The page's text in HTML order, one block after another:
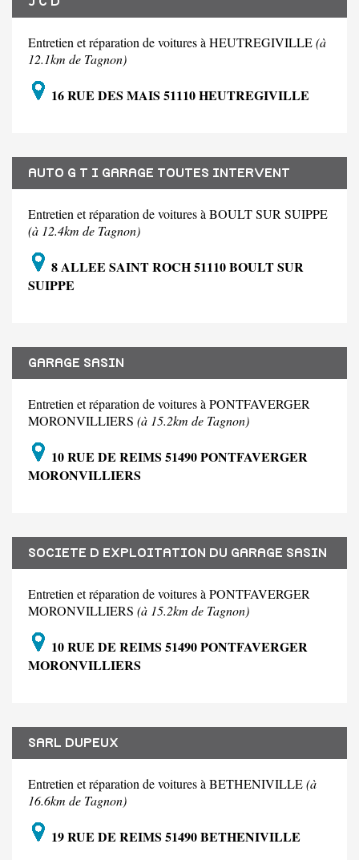
Entretien et réparation de voitures à HEUTREGIVILLE(à
12.1km de Tagnon)
16 RUE DES MAIS 51110 HEUTREGIVILLE
AUTO G T I GARAGE TOUTES INTERVENT
Entretien et réparation de voitures à BOULT SUR SUIPPE
(à 12.4km de Tagnon)
8 ALLEE SAINT ROCH 51110 BOULT SUR
SUIPPE
GARAGE SASIN
Entretien et réparation de voitures à PONTFAVERGER
MORONVILLIERS (à 15.2km de Tagnon)
10 RUE DE REIMS 51490 PONTFAVERGER
MORONVILLIERS
SOCIETE D EXPLOITATION DU GARAGE SASIN
Entretien et réparation de voitures à PONTFAVERGER
MORONVILLIERS (à 15.2km de Tagnon)
10 RUE DE REIMS 51490 PONTFAVERGER
MORONVILLIERS
SARL DUPEUX
Entretien et réparation de voitures à BETHENIVILLE(à
16.6km de Tagnon)
19 RUE DE REIMS 51490 BETHENIVILLE